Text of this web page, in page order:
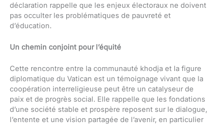
déclaration rappelle que les enjeux électoraux ne doivent
pas occulter les problématiques de pauvreté et
d’éducation.
Un chemin conjoint pour l’équité
Cette rencontre entre la communauté khodja et la figure
diplomatique du Vatican est un témoignage vivant que la
coopération interreligieuse peut être un catalyseur de
paix et de progrès social. Elle rappelle que les fondations
d’une société stable et prospère reposent sur le dialogue,
l’entente et une vision partagée de l’avenir, en particulier